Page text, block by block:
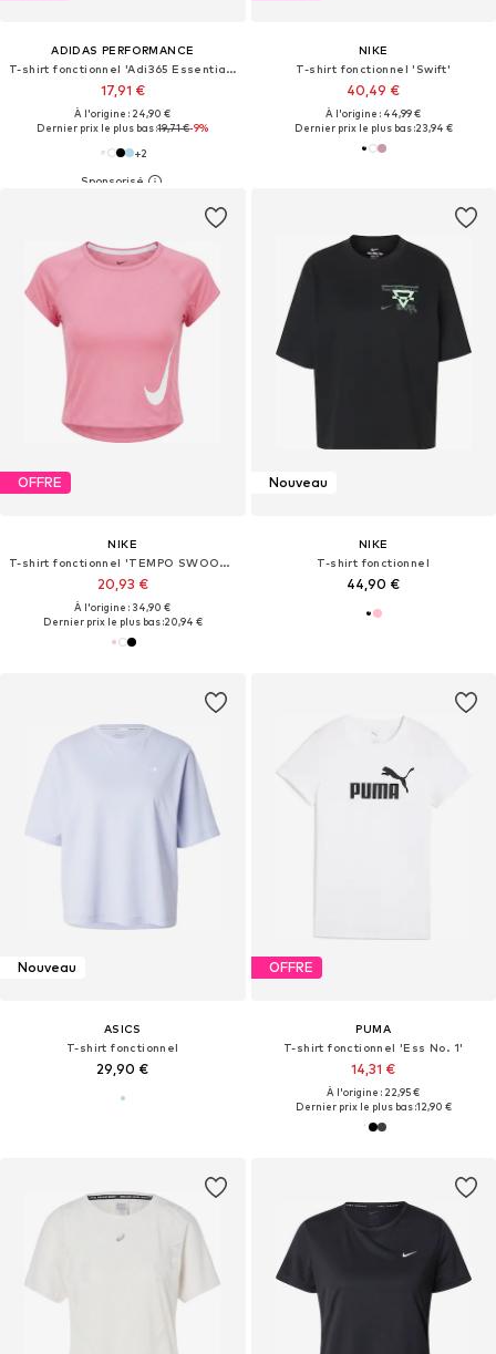
ADIDAS PERFORMANCE
T-shirt fonctionnel 'Adi365 Essentials'
17,91 €
À l'origine : 24,90 €
Dernier prix le plus bas :19,71 €-9%
+2
NIKE
T-shirt fonctionnel 'Swift'
40,49 €
À l'origine : 44,99 €
Dernier prix le plus bas :23,94 €
OFFRE
NIKE
T-shirt fonctionnel 'TEMPO SWOOSH'
20,93 €
À l'origine : 34,90 €
Dernier prix le plus bas :20,94 €
Nouveau
NIKE
T-shirt fonctionnel
44,90 €
Nouveau
ASICS
T-shirt fonctionnel
29,90 €
OFFRE
PUMA
T-shirt fonctionnel 'Ess No. 1'
14,31 €
À l'origine : 22,95 €
Dernier prix le plus bas :12,90 €